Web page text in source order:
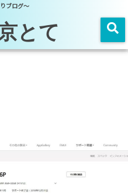
ブログ～
とて